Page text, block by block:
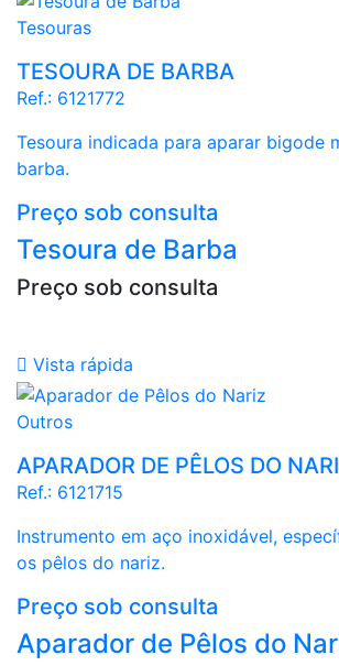
Tesouras
TESOURA DE BARBA
Ref.: 6121772
Tesoura indicada para aparar bigode
barba.
Preço sob consulta
Tesoura de Barba
Preço sob consulta
 Vista rápida
Outros
APARADOR DE PÊLOS DO
Ref.: 6121715
Instrumento em aço inoxidável,
os pêlos do nariz.
Preço sob consulta
Aparador de Pêlos do